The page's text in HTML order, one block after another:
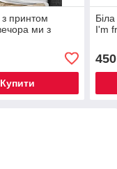
принтом
ми з
Купити
I'm
450